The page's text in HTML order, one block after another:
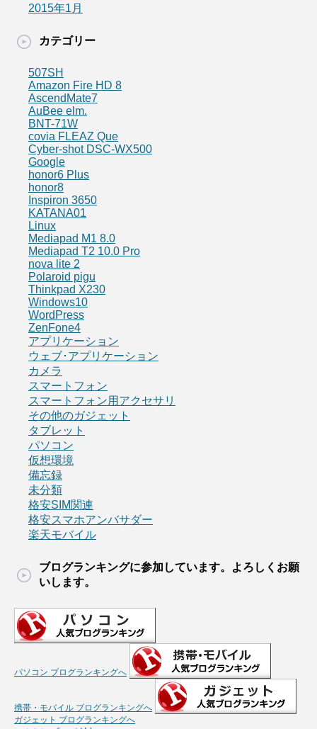
2015年1月
カテゴリー
507SH
Amazon Fire HD 8
AscendMate7
AuBee elm.
BNT-71W
covia FLEAZ Que
Cyber-shot DSC-WX500
Google
honor6 Plus
honor8
Inspiron 3650
KATANA01
Linux
Mediapad M1 8.0
Mediapad T2 10.0 Pro
nova lite 2
Polaroid pigu
Thinkpad X230
Windows10
WordPress
ZenFone4
アプリケーション
ウェブ･アプリケーション
カメラ
スマートフォン
スマートフォン用アクセサリ
その他のガジェット
タブレット
パソコン
仮想環境
備忘録
未分類
格安SIM関連
格安スマホアンバサダー
楽天モバイル
ブログランキングに参加しています。よろしくお願
いします。
パソコン ブログランキングへ
携帯・モバイル ブログランキングへ
ガジェット ブログランキングへ